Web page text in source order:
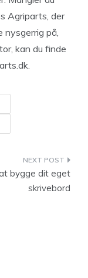
Agriparts, der
nysgerrig på,
kan du finde
bygge dit eget
skrivebord